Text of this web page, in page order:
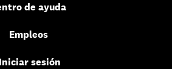
de ayuda
Empleos
Iniciar sesión